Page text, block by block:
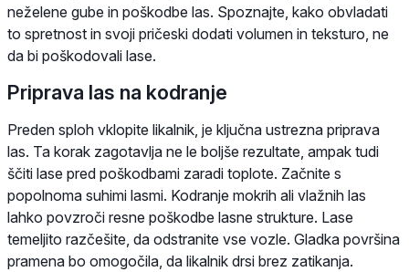
neželene gube in poškodbe las. Spoznajte, kako obvladati
to spretnost in svoji pričeski dodati volumen in teksturo, ne
da bi poškodovali lase.
Priprava las na kodranje
Preden sploh vklopite likalnik, je ključna ustrezna priprava
las. Ta korak zagotavlja ne le boljše rezultate, ampak tudi
ščiti lase pred poškodbami zaradi toplote. Začnite s
popolnoma suhimi lasmi. Kodranje mokrih ali vlažnih las
lahko povzroči resne poškodbe lasne strukture. Lase
temeljito razčešite, da odstranite vse vozle. Gladka površina
pramena bo omogočila, da likalnik drsi brez zatikanja.